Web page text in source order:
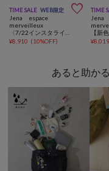
TIME SALE WEB限定 
Jena espace
merveilleux
¥8,910 (10%OFF)
TIME
Jena
¥8,019
あると助か